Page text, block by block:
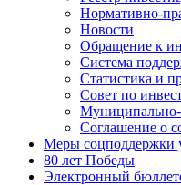
Нормативно-
Новости
Обращение к
Система
Статистика и
Совет по
Муниципально-
Соглашение о
Меры соцподдержки
80 лет Победы
Электронный